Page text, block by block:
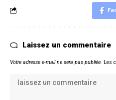
Laissez un commentaire
Votre adresse e-mail ne sera pas publiée. Les